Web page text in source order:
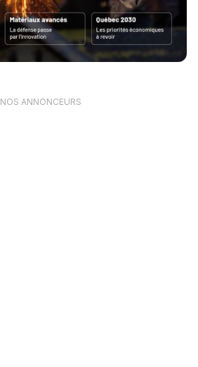
NOS ANNONCEURS